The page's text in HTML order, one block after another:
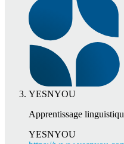
YESNYOU
Apprentissage
YESNYOU